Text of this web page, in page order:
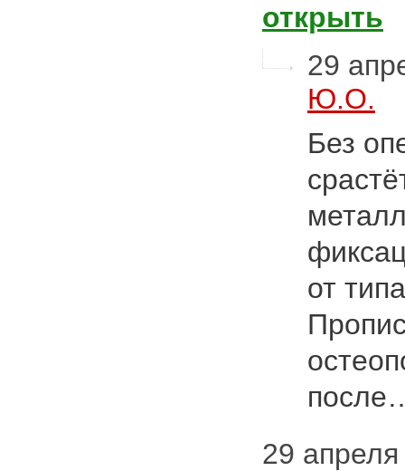
открыть
29
Ю.О.
Без
от
29 апреля